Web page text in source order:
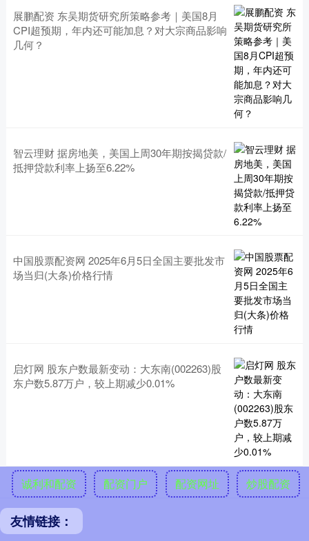
展鹏配资 东吴期货研究所策略参考｜美国8月
CPI超预期，年内还可能加息？对大宗商品影响
几何？
智云理财 据房地美，美国上周30年期按揭贷款/
抵押贷款利率上扬至6.22%
中国股票配资网 2025年6月5日全国主要批发市
场当归(大条)价格行情
启灯网 股东户数最新变动：大东南(002263)股
东户数5.87万户，较上期减少0.01%
诚利和配资 配资门户 配资网址 炒股配资
友情链接：